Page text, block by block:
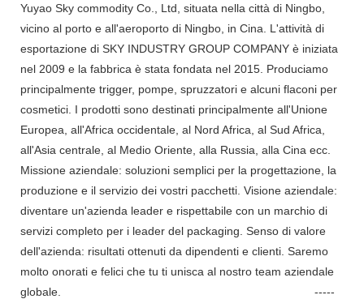
Yuyao Sky commodity Co., Ltd, situata nella città di Ningbo,
vicino al porto e all'aeroporto di Ningbo, in Cina. L'attività di
esportazione di SKY INDUSTRY GROUP COMPANY è iniziata
nel 2009 e la fabbrica è stata fondata nel 2015. Produciamo
principalmente trigger, pompe, spruzzatori e alcuni flaconi per
cosmetici. I prodotti sono destinati principalmente all'Unione
Europea, all'Africa occidentale, al Nord Africa, al Sud Africa,
all'Asia centrale, al Medio Oriente, alla Russia, alla Cina ecc.
Missione aziendale: soluzioni semplici per la progettazione, la
produzione e il servizio dei vostri pacchetti. Visione aziendale:
diventare un'azienda leader e rispettabile con un marchio di
servizi completo per i leader del packaging. Senso di valore
dell'azienda: risultati ottenuti da dipendenti e clienti. Saremo
molto onorati e felici che tu ti unisca al nostro team aziendale
globale. -----